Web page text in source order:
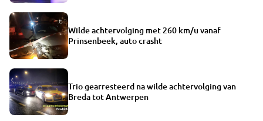
Wilde achtervolging met 260 km/u vanaf
Prinsenbeek, auto crasht
Trio gearresteerd na wilde achtervolging van
Breda tot Antwerpen